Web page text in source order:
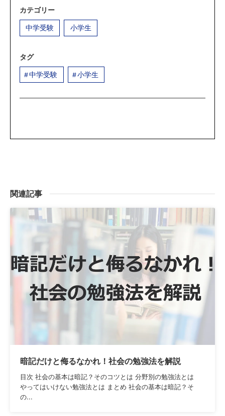
カテゴリー
中学受験 小学生
タグ
中学受験 小学生
関連記事
暗記だけと侮るなかれ！社会の勉強法を解説
目次 社会の基本は暗記？そのコツとは 分野別の勉強法とは
やってはいけない勉強法とは まとめ 社会の基本は暗記？そ
の...